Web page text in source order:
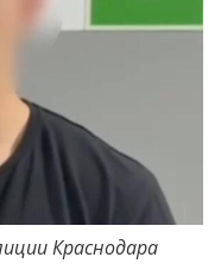
Краснодара